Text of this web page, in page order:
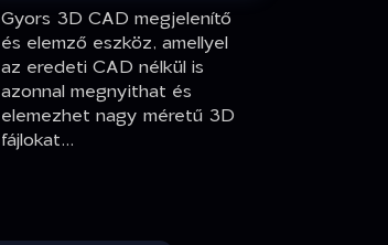
Gyors 3D CAD megjelenítő
és elemző eszköz, amellyel
az eredeti CAD nélkül is
azonnal megnyithat és
elemezhet nagy méretű 3D
fájlokat...